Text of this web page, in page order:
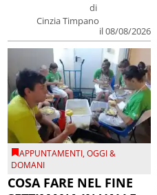
di
Cinzia Timpano
il 08/08/2026
APPUNTAMENTI,OGGI &
DOMANI
COSA FARE NEL FINE